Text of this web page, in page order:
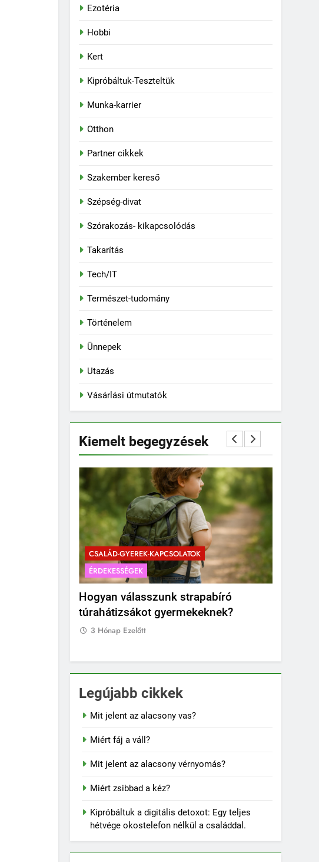
Ezotéria
Hobbi
Kert
Kipróbáltuk-Teszteltük
Munka-karrier
Otthon
Partner cikkek
Szakember kereső
Szépség-divat
Szórakozás- kikapcsolódás
Takarítás
Tech/IT
Természet-tudomány
Történelem
Ünnepek
Utazás
Vásárlási útmutatók
Kiemelt begegyzések
CSALÁD-GYEREK-KAPCSOLATOK
ÉRDEKESSÉGEK
Hogyan válasszunk strapabíró
túrahátizsákot gyermekeknek?
3 Hónap Ezelőtt
Legújabb cikkek
Mit jelent az alacsony vas?
Miért fáj a váll?
Mit jelent az alacsony vérnyomás?
Miért zsibbad a kéz?
Kipróbáltuk a digitális detoxot: Egy teljes
hétvége okostelefon nélkül a családdal.